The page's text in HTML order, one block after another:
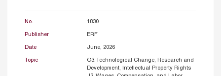
No. 1830
Publisher ERF
Date June, 2026
Topic
O3. Technological Change, Research and
Development, Intellectual Property Rights